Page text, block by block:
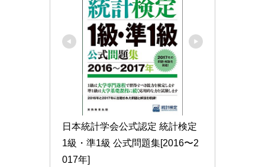
日本統計学会公式認定 統計検定
1級・準1級 公式問題集[2016〜2
017年]